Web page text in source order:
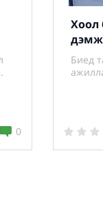
0
Хоол
Биед